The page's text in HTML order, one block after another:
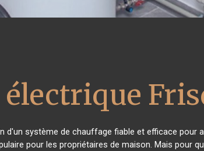
électrique
d'un système de chauffage fiable et efficace pour
pour les propriétaires de maison. Mais pour